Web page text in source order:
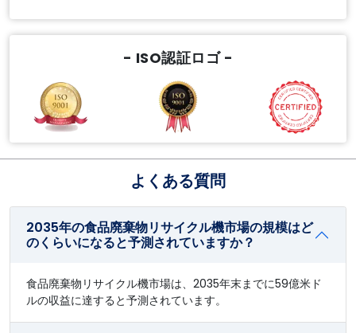
- ISO認証ロゴ -
よくある質問
2035年の食品廃棄物リサイクル機市場の規模はど
のくらいになると予測されていますか？
食品廃棄物リサイクル機市場は、2035年末までに59億米ド
ルの収益に達すると予測されています。